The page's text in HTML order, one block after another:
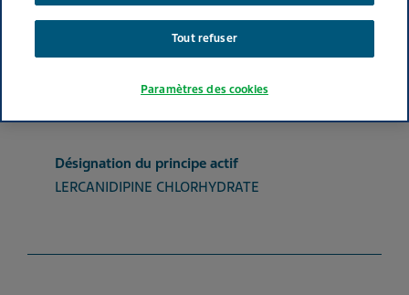
INHIBITEURS CALCIQUES LERCANIDIPINE CHLORHYDRATE
Forme pharmaceutique
Désignation du principe actif
LERCANIDIPINE CHLORHYDRATE
Tout refuser
Paramètres des cookies